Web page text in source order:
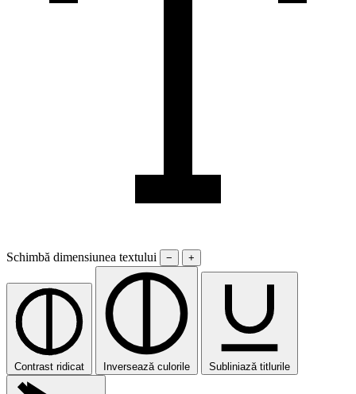
Schimbă dimensiunea textului − +
Contrast ridicat Inversează culorile Subliniază titlurile